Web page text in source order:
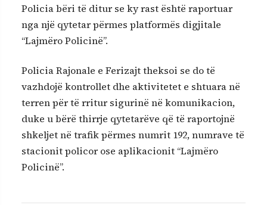
Policia bëri të ditur se ky rast është raportuar
nga një qytetar përmes platformës digjitale
“Lajmëro Policinë”.
Policia Rajonale e Ferizajt theksoi se do të
vazhdojë kontrollet dhe aktivitetet e shtuara në
terren për të rritur sigurinë në komunikacion,
duke u bërë thirrje qytetarëve që të raportojnë
shkeljet në trafik përmes numrit 192, numrave të
stacionit policor ose aplikacionit “Lajmëro
Policinë”.